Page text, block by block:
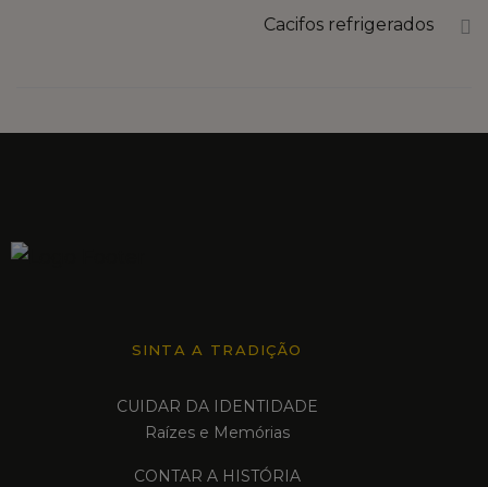
MARKETPLACE
Cacifos refrigerados
SINTA A TRADIÇÃO
CUIDAR DA IDENTIDADE
Raízes e Memórias
CONTAR A HISTÓRIA